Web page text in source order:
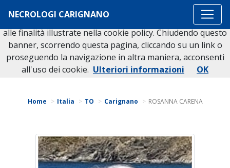
NECROLOGI CARIGNANO
Torna indietro
Home Italia TO Carignano ROSANNA CARENA
Questo sito o gli strumenti terzi da questo utilizzati si
avvalgono di cookie necessari al funzionamento ed utili
alle finalità illustrate nella cookie policy. Chiudendo questo
banner, scorrendo questa pagina, cliccando su un link o
proseguendo la navigazione in altra maniera, acconsenti
all'uso dei cookie. Ulteriori informazioni OK